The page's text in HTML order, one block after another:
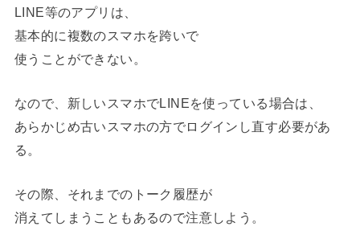
LINE等のアプリは、
基本的に複数のスマホを跨いで
使うことができない。
なので、新しいスマホでLINEを使っている場合は、
あらかじめ古いスマホの方でログインし直す必要があ
る。
その際、それまでのトーク履歴が
消えてしまうこともあるので注意しよう。